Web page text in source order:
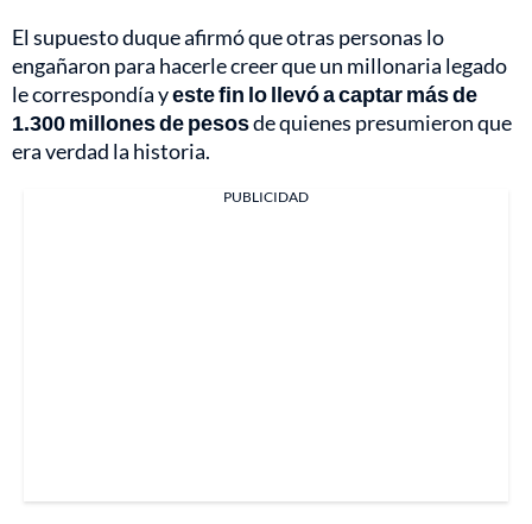
El supuesto duque afirmó que otras personas lo
engañaron para hacerle creer que un millonaria legado
le correspondía yeste fin lo llevó a captar más de
1.300 millones de pesosde quienes presumieron que
era verdad la historia.
PUBLICIDAD